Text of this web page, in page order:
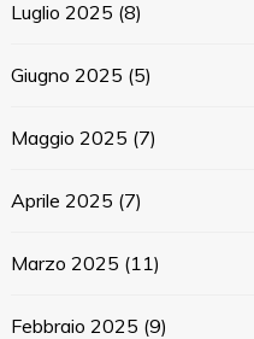
Luglio 2025 (8)
Giugno 2025 (5)
Maggio 2025 (7)
Aprile 2025 (7)
Marzo 2025 (11)
Febbraio 2025 (9)